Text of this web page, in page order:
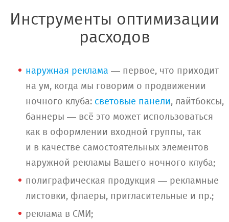
Инструменты оптимизации
расходов
наружная реклама — первое, что приходит
на ум, когда мы говорим о продвижении
ночного клуба: световые панели, лайтбоксы,
баннеры — всё это может использоваться
как в оформлении входной группы, так
и в качестве самостоятельных элементов
наружной рекламы Вашего ночного клуба;
полиграфическая продукция — рекламные
листовки, флаеры, пригласительные и пр.;
реклама в СМИ;